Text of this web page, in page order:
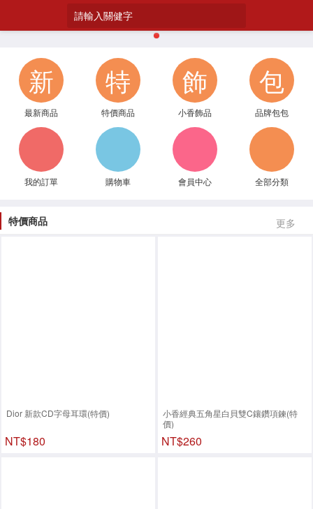
請輸入關健字
新
最新商品
特
特價商品
飾
小香飾品
包
品牌包包
我的訂單 購物車 會員中心 全部分類
特價商品 更多
Dior 新款CD字母耳環(特價)
NT$180
小香經典五角星白貝雙C鑲鑽項鍊(特
價)
NT$260